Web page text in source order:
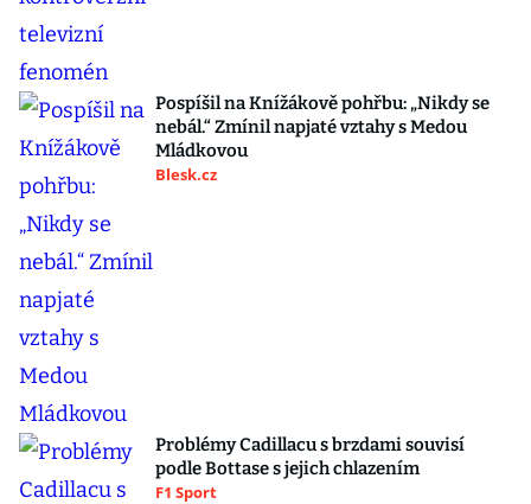
Pospíšil na Knížákově pohřbu: „Nikdy se
nebál.“ Zmínil napjaté vztahy s Medou
Mládkovou
Blesk.cz
Problémy Cadillacu s brzdami souvisí
podle Bottase s jejich chlazením
F1 Sport